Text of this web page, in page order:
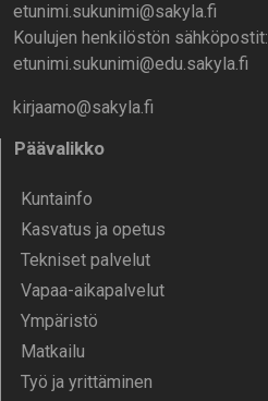
etunimi.sukunimi@sakyla.fi
Koulujen henkilöstön sähköpostit:
etunimi.sukunimi@edu.sakyla.fi
kirjaamo@sakyla.fi
Päävalikko
Kunta­info
Kasvatus ja opetus
Tekniset palvelut
Vapaa-aika­palvelut
Ympä­ristö
Mat­kailu
Työ ja yrittä­minen